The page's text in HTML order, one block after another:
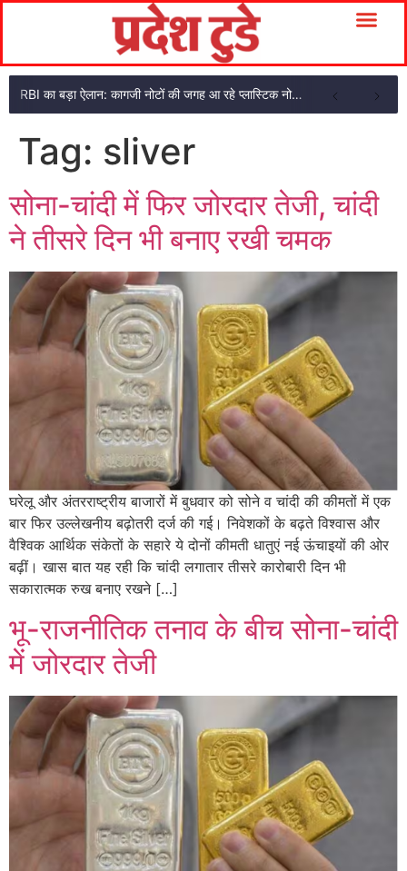
RBI का बड़ा ऐलान: कागजी नोटों की जगह आ रहे प्लास्टिक नोट, ₹10-₹20 के नोट बदल जाएंगे
Tag: sliver
सोना-चांदी में फिर जोरदार तेजी, चांदी
ने तीसरे दिन भी बनाए रखी चमक
घरेलू और अंतरराष्ट्रीय बाजारों में बुधवार को सोने व चांदी की कीमतों में एक
बार फिर उल्लेखनीय बढ़ोतरी दर्ज की गई। निवेशकों के बढ़ते विश्वास और
वैश्विक आर्थिक संकेतों के सहारे ये दोनों कीमती धातुएं नई ऊंचाइयों की ओर
बढ़ीं। खास बात यह रही कि चांदी लगातार तीसरे कारोबारी दिन भी
सकारात्मक रुख बनाए रखने […]
भू-राजनीतिक तनाव के बीच सोना-चांदी
में जोरदार तेजी